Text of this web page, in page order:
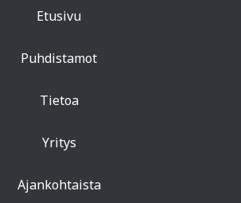
Etusivu
Puhdistamot
Tietoa
Yritys
Ajankohtaista